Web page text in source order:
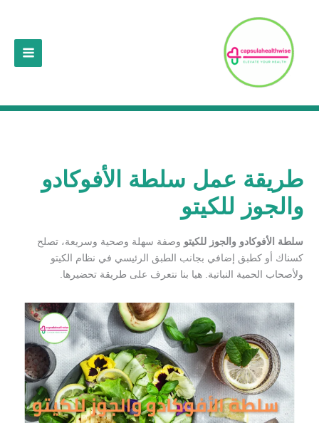
المحتوى
طريقة عمل سلطة الأفوكادو
والجوز للكيتو
سلطة الأفوكادو والجوز للكيتو وصفة سهلة وصحية وسريعة، تصلح
كسناك أو كطبق إضافي بجانب الطبق الرئيسي في نظام الكيتو
ولأصحاب الحمية النباتية. هيا بنا نتعرف على طريقة تحضيرها.